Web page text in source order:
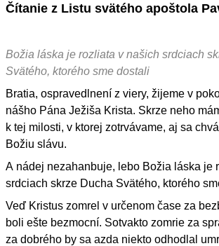
Čítanie z Listu svätého apoštola
Božia láska je rozliata v našich srdciach
Svätého, ktorého sme dostali
Bratia, ospravedlnení z viery, žijeme v
nášho Pána Ježiša Krista. Skrze neho
k tej milosti, v ktorej zotrvávame, aj sa
Božiu slávu.
A nádej nezahanbuje, lebo Božia láska je
srdciach skrze Ducha Svätého, ktorého
Veď Kristus zomrel v určenom čase za
boli ešte bezmocní. Sotvakto zomrie za
za dobrého by sa azda niekto odhodlal